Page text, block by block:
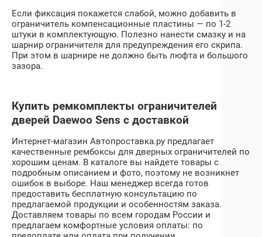
Если фиксация покажется слабой, можно добавить в
ограничитель компенсационные пластины — по 1-2
штуки в комплектующую. Полезно нанести смазку и на
шарнир ограничителя для предупреждения его скрипа.
При этом в шарнире не должно быть люфта и большого
зазора.
Купить ремкомплекты ограничителей
дверей Daewoo Sens с доставкой
Интернет-магазин Автопроставка.ру предлагает
качественные рембоксы для дверных ограничителей по
хорошим ценам. В каталоге вы найдете товары с
подробным описанием и фото, поэтому не возникнет
ошибок в выборе. Наш менеджер всегда готов
предоставить бесплатную консультацию по
предлагаемой продукции и особенностям заказа.
Доставляем товары по всем городам России и
предлагаем комфортные условия оплаты: по